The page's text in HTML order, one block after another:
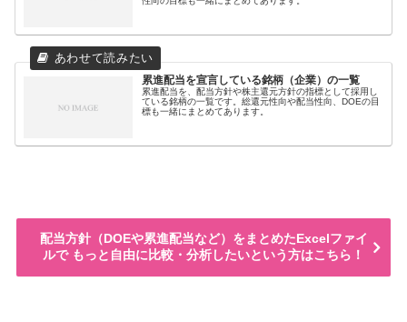
累進配当を宣言している銘柄（企業）の一覧
累進配当を、配当方針や株主還元方針の指標として採用し
ている銘柄の一覧です。総還元性向や配当性向、DOEの目
標も一緒にまとめてあります。
配当方針（DOEや累進配当など）をまとめたExcelファイ
ルで もっと自由に比較・分析したいという方はこちら！